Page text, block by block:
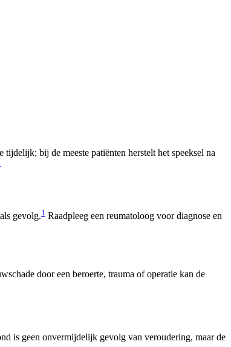
bij de meeste patiënten herstelt het speeksel na
gevolg.1 Raadpleeg een reumatoloog voor diagnose en
door een beroerte, trauma of operatie kan de
is geen onvermijdelijk gevolg van veroudering, maar de